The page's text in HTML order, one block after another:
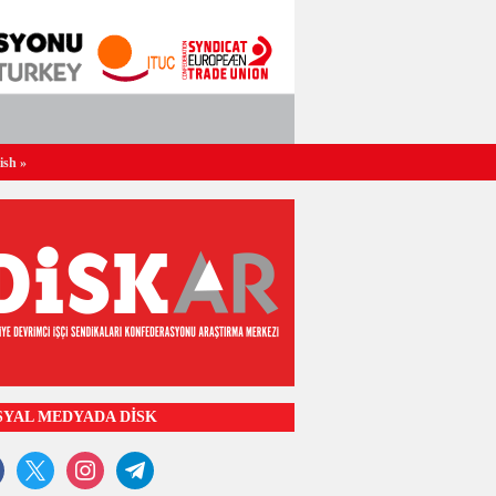
»
MEDYADA DİSK
x instagramtelegram